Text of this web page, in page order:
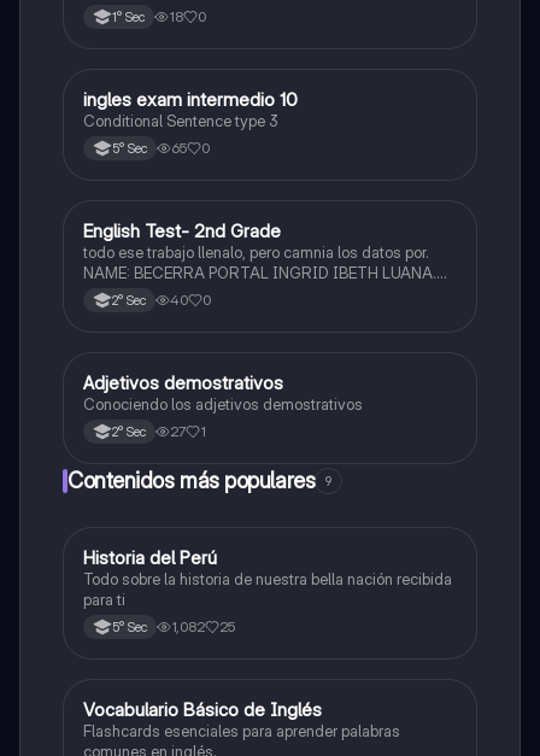
1° Sec 18 0
IInglés
ingles exam intermedio 10
Conditional Sentence type 3
5° Sec 65 0
Inglés
English Test- 2nd Grade
todo ese trabajo llenalo, pero camnia los datos por.
NAME: BECERRA PORTAL INGRID IBETH LUANA.
GRADE: 2° SECTION: F. y cambia el diseño con uno
más bonito pero diferente, trabajalo en CANVA,
2° Sec 40 0
Inglés
Adjetivos demostrativos
Conociendo los adjetivos demostrativos
2° Sec 27 1
Contenidos más populares 9
Ciencias Sociales
Historia del Perú
Todo sobre la historia de nuestra bella nación recibida
para ti
5° Sec 1,082 25
VInglés
Vocabulario Básico de Inglés
Flashcards esenciales para aprender palabras
comunes en inglés.